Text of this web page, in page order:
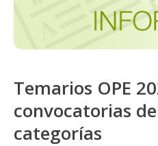
Temarios OPE
convocatorias
categorías